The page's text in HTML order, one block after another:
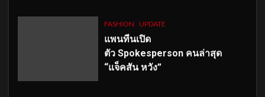
FASHION UPDATE
แพนทีนเปิด
ตัว Spokesperson คนล่าสุด
“แจ็คสัน หวัง”